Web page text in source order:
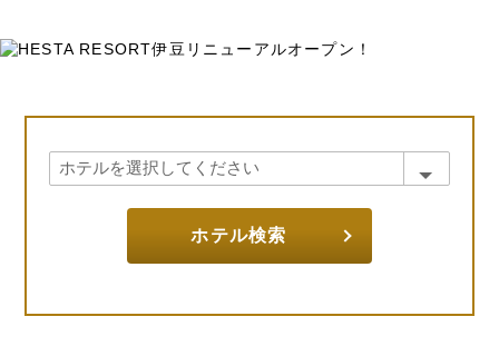
ホテル検索